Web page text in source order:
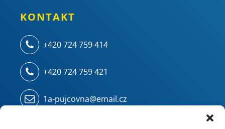
KONTAKT
+420 724 759 414
+420 724 759 421
1a-pujcovna@email.cz